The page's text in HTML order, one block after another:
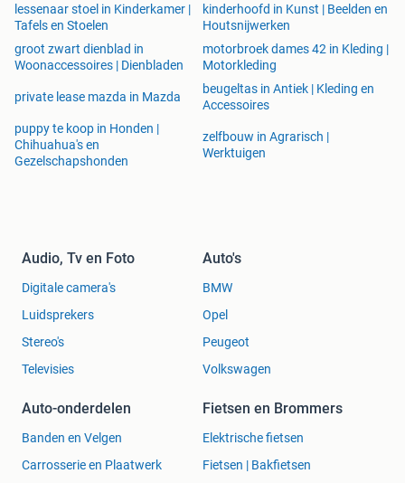
lessenaar stoel in Kinderkamer |
Tafels en Stoelen
kinderhoofd in Kunst | Beelden en
Houtsnijwerken
groot zwart dienblad in
Woonaccessoires | Dienbladen
motorbroek dames 42 in Kleding |
Motorkleding
private lease mazda in Mazda
beugeltas in Antiek | Kleding en
Accessoires
puppy te koop in Honden |
Chihuahua's en
Gezelschapshonden
zelfbouw in Agrarisch |
Werktuigen
Audio, Tv en Foto
Digitale camera's
Luidsprekers
Stereo's
Televisies
Auto's
BMW
Opel
Peugeot
Volkswagen
Auto-onderdelen
Banden en Velgen
Carrosserie en Plaatwerk
Fietsen en Brommers
Elektrische fietsen
Fietsen | Bakfietsen